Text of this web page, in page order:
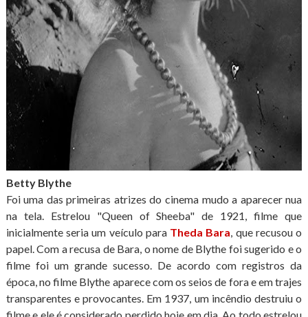
Betty Blythe
Foi uma das primeiras atrizes do cinema mudo a aparecer nua
na tela. Estrelou "Queen of Sheeba" de 1921, filme que
inicialmente seria um veículo para Theda Bara, que recusou o
papel. Com a recusa de Bara, o nome de Blythe foi sugerido e o
filme foi um grande sucesso. De acordo com registros da
época, no filme Blythe aparece com os seios de fora e em trajes
transparentes e provocantes. Em 1937, um incêndio destruiu o